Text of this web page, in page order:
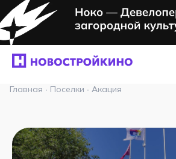
Главная · Поселки · Акация